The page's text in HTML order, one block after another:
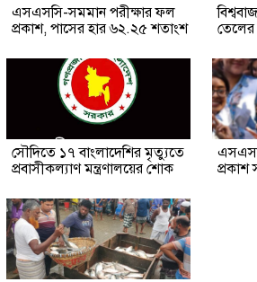
এসএসসি-সমমান পরীক্ষার ফল
প্রকাশ, পাসের হার ৬২.২৫ শতাংশ
তেলের
সৌ‌দিতে ১৭ বাংলাদেশির মৃত্যুতে
প্রবাসীকল্যাণ মন্ত্রণালয়ের শোক
প্রকাশ